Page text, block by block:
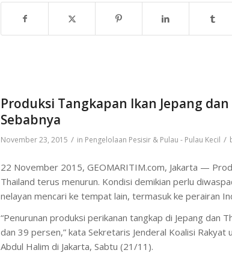
Produksi Tangkapan Ikan Jepang
Sebabnya
November 23, 2015 / in Pengelolaan Pesisir & Pulau - Pulau Kecil /
22 November 2015, GEOMARITIM.com, Jakarta —
Thailand terus menurun. Kondisi demikian perlu
nelayan mencari ke tempat lain, termasuk ke perairan
“Penurunan produksi perikanan tangkap di Jepang dan
dan 39 persen,” kata Sekretaris Jenderal Koalisi Rakyat
Abdul Halim di Jakarta, Sabtu (21/11).